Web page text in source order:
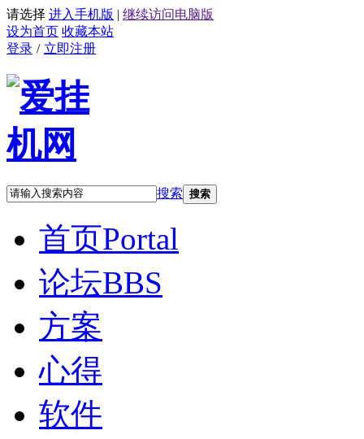
请选择 进入手机版 | 继续访问电脑版
设为首页 收藏本站
登录 / 立即注册
搜索 搜索
首页Portal
论坛BBS
方案
心得
软件